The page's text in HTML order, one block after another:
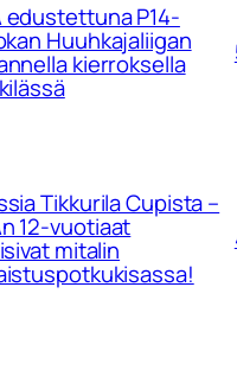
edustettuna P14-
Huuhkajaliigan
kierroksella
Tikkurila Cupista –
12-vuotiaat
mitalin